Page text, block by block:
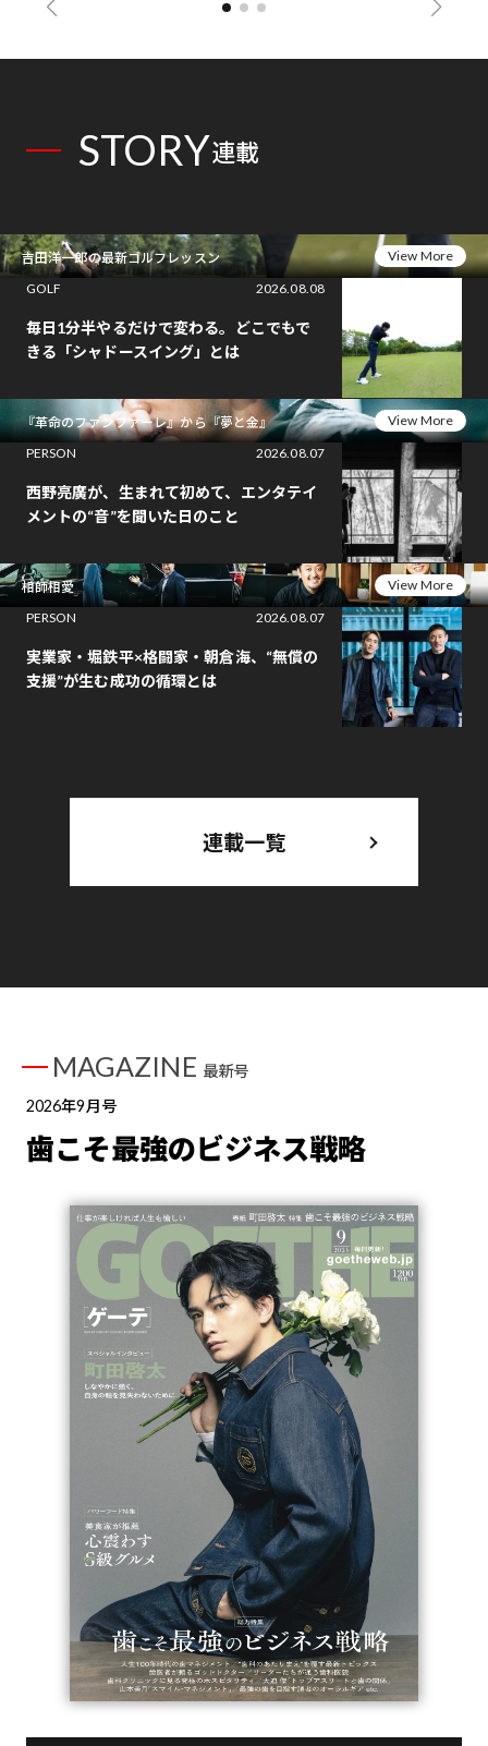
STORY連載
吉田洋一郎の最新ゴルフレッスン
View More
GOLF
2026.08.08
毎日1分半やるだけで変わる。どこでもで
きる「シャドースイング」とは
『革命のファンファーレ』から『夢と金』
View More
PERSON
2026.08.07
西野亮廣が、生まれて初めて、エンタテイ
メントの“音”を聞いた日のこと
相師相愛
View More
PERSON
2026.08.07
実業家・堀鉄平×格闘家・朝倉海、“無償の
支援”が生む成功の循環とは
連載一覧
MAGAZINE 最新号
2026年9月号
歯こそ最強のビジネス戦略